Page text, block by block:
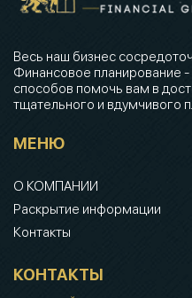
Весь наш бизнес
Финансовое планирование -
способов помочь вам в
тщательного и вдумчивого
МЕНЮ
О КОМПАНИИ
Раскрытие информации
Контакты
КОНТАКТЫ